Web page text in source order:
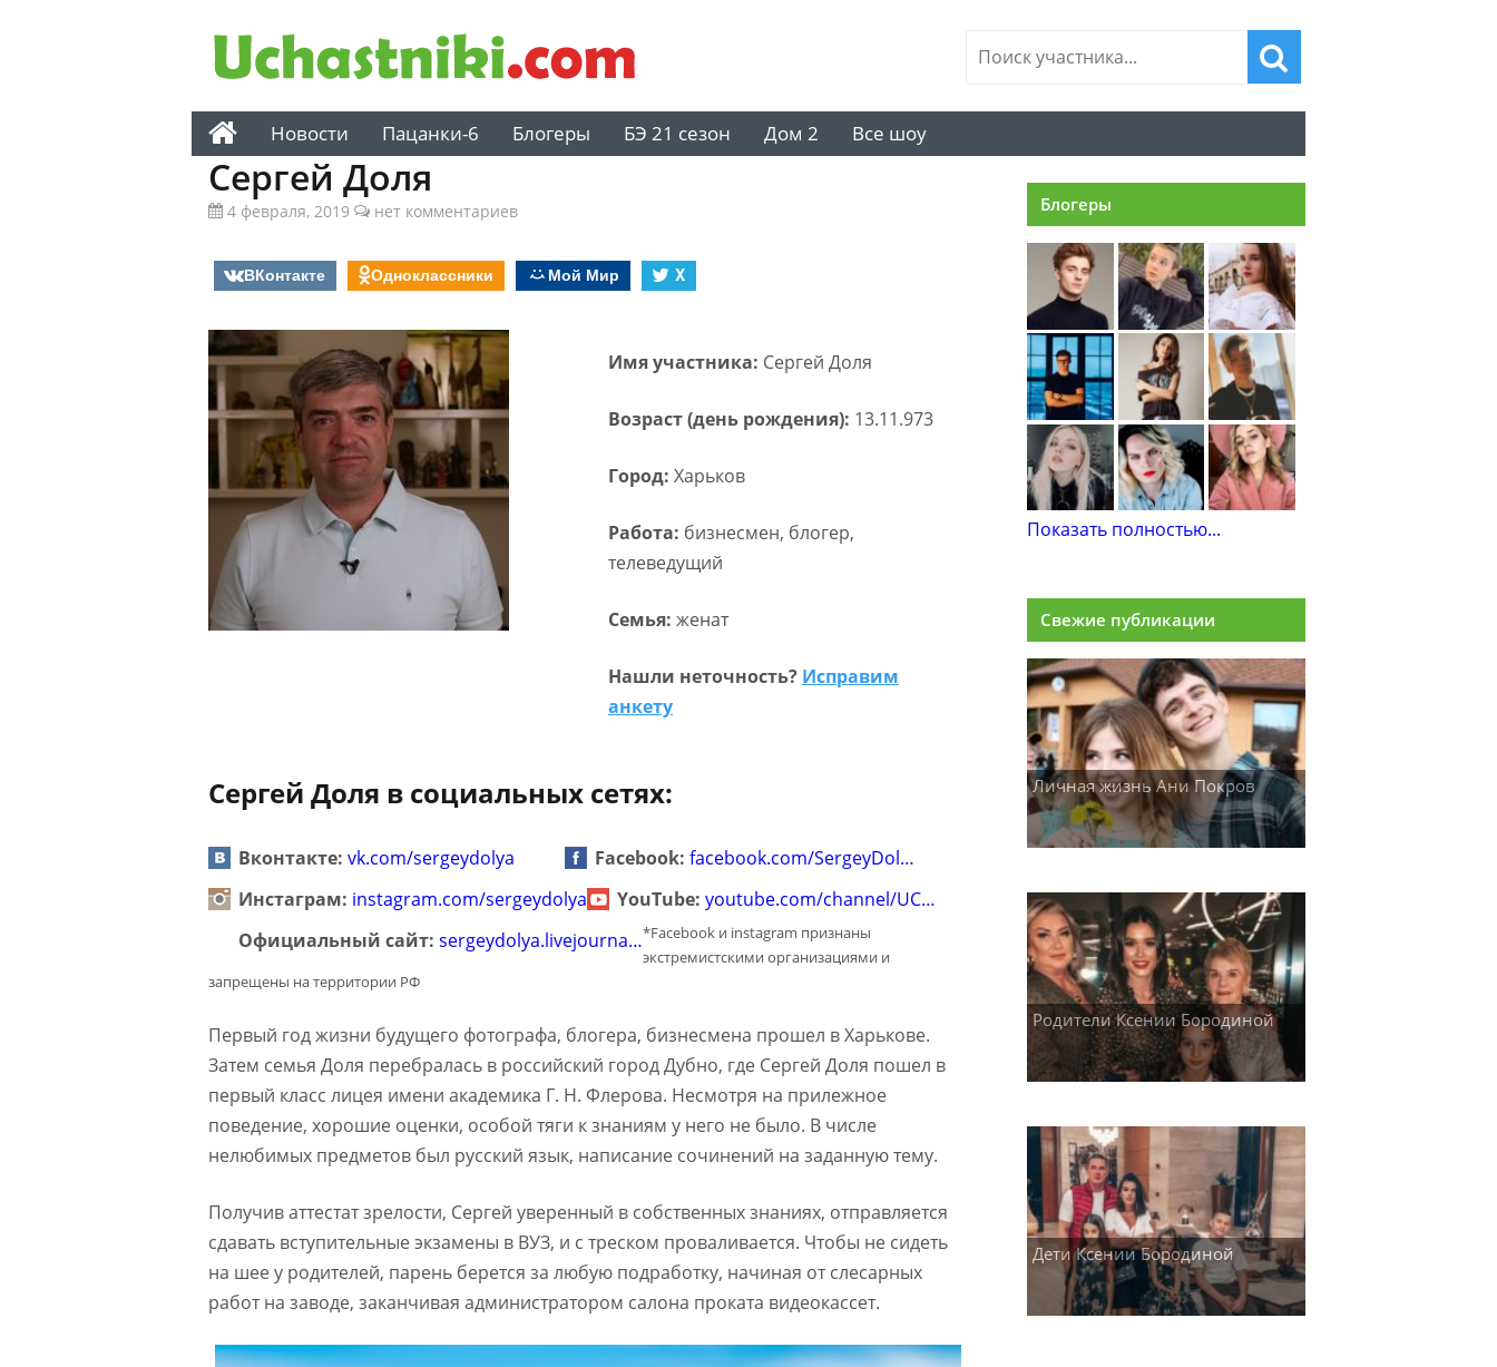
Новости Пацанки-6 Блогеры БЭ 21 сезон Дом 2 Все шоу
Сергей Доля
4 февраля, 2019 нет комментариев
ВКонтакте Одноклассники Мой Мир X
Имя участника: Сергей Доля
Возраст (день рождения): 13.11.973
Город: Харьков
Работа: бизнесмен, блогер,
телеведущий
Семья: женат
Нашли неточность? Исправим
анкету
Сергей Доля в социальных сетях:
Вконтакте: vk.com/sergeydolya Facebook: facebook.com/SergeyDol…
Инстаграм: instagram.com/sergeydolya YouTube: youtube.com/channel/UC…
Официальный сайт: sergeydolya.livejourna…*Facebook и instagram признаны
экстремистскими организациями и
запрещены на территории РФ
Первый год жизни будущего фотографа, блогера, бизнесмена прошел в Харькове.
Затем семья Доля перебралась в российский город Дубно, где Сергей Доля пошел в
первый класс лицея имени академика Г. Н. Флерова. Несмотря на прилежное
поведение, хорошие оценки, особой тяги к знаниям у него не было. В числе
нелюбимых предметов был русский язык, написание сочинений на заданную тему.
Получив аттестат зрелости, Сергей уверенный в собственных знаниях, отправляется
сдавать вступительные экзамены в ВУЗ, и с треском проваливается. Чтобы не сидеть
на шее у родителей, парень берется за любую подработку, начиная от слесарных
работ на заводе, заканчивая администратором салона проката видеокассет.
Блогеры
Показать полностью...
Свежие публикации
Личная жизнь Ани Покров
Родители Ксении Бородиной
Дети Ксении Бородиной